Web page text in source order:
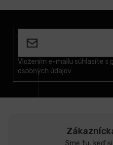
Vložením e-mailu súhlasíte s
osobných údajov
Sme tu, keď